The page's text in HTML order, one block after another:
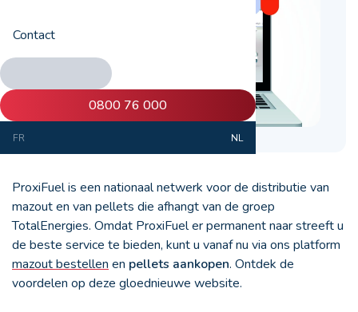
Contact
0800 76 000
FR NL
ProxiFuel is een nationaal netwerk voor de distributie van
mazout en van pellets die afhangt van de groep
TotalEnergies. Omdat ProxiFuel er permanent naar streeft u
de beste service te bieden, kunt u vanaf nu via ons platform
mazout bestellen en pellets aankopen. Ontdek de
voordelen op deze gloednieuwe website.